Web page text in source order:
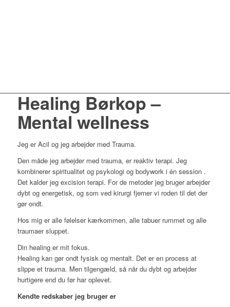
Healing Børkop –
Mental wellness
Jeg er Acil og jeg arbejder med Trauma.
Den måde jeg arbejder med trauma, er reaktiv terapi. Jeg
kombinerer spiritualitet og psykologi og bodywork i én session .
Det kalder jeg excision terapi. For de metoder jeg bruger arbejder
dybt og energetisk, og som ved kirurgi fjerner vi roden til det der
gør ondt.
Hos mig er alle følelser kærkommen, alle tabuer rummet og alle
traumaer sluppet.
Din healing er mit fokus.
Healing kan gør ondt fysisk og mentalt. Det er en process at
slippe et trauma. Men tilgengæld, så når du dybt og arbejder
hurtigere end du før har oplevet.
Kendte redskaber jeg bruger er